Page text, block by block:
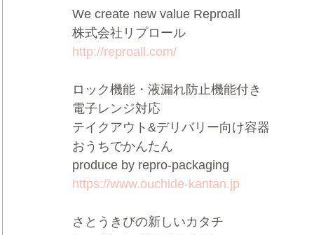
We create new value Reproall
株式会社リプロール
http://reproall.com/
ロック機能・液漏れ防止機能付き
電子レンジ対応
テイクアウト&デリバリー向け容器
おうちでかんたん
produce by repro-packaging
https://www.ouchide-kantan.jp
さとうきびの新しいカタチ